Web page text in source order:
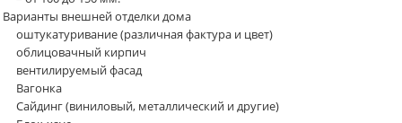
Варианты внешней отделки дома
оштукатуривание (различная фактура и цвет)
облицовачный кирпич
вентилируемый фасад
Вагонка
Сайдинг (виниловый, металлический и другие)